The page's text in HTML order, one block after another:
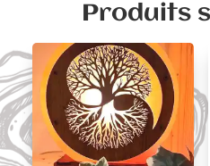
Produits